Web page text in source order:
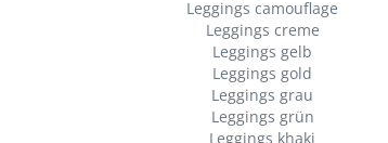
Leggings camouflage
Leggings creme
Leggings gelb
Leggings gold
Leggings grau
Leggings grün
Leggings khaki